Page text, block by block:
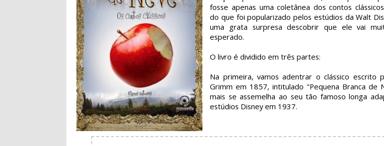
fosse apenas uma coletânea dos contos
do que foi popularizado pelos estúdios da Walt
uma grata surpresa descobrir que ele vai
esperado.
O livro é dividido em três partes:
Na primeira, vamos adentrar o clássico escrito
Grimm em 1857, intitulado "Pequena Branca de
mais se assemelha ao seu tão famoso longa
estúdios Disney em 1937.